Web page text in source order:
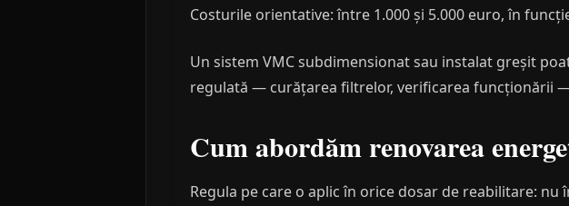
Costurile orientative: între 1.000 și 5.000 euro, în
Un sistem VMC subdimensionat sau instalat greșit
regulată — curățarea filtrelor, verificarea funcționării
Cum abordăm renovarea
Regula pe care o aplic în orice dosar de reabilitare: